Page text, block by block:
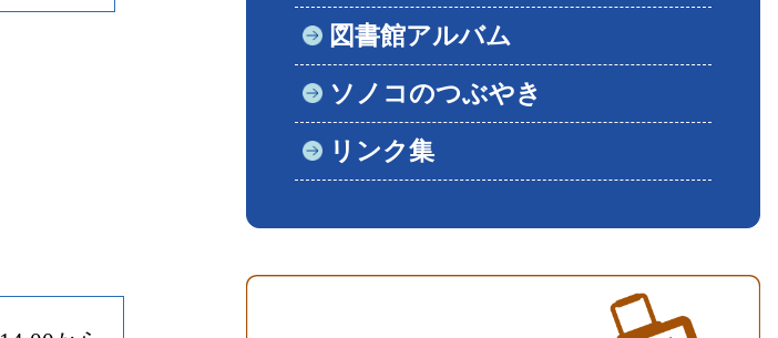
図書館アルバム
ソノコのつぶやき
リンク集